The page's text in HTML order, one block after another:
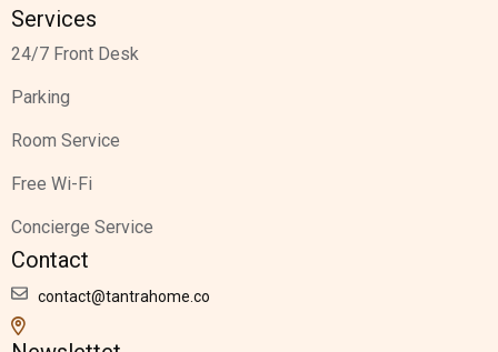
Services
24/7 Front Desk
Parking
Room Service
Free Wi-Fi
Concierge Service
Contact
contact@tantrahome.co